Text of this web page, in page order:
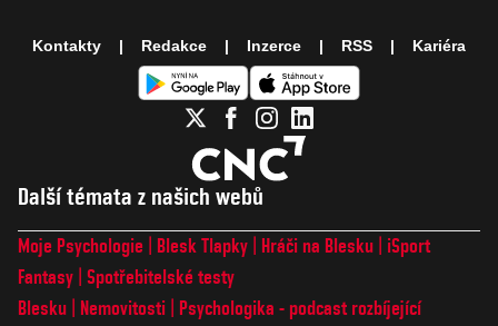
Další témata z našich webů
Moje Psychologie Blesk Tlapky Hráči na Blesku
iSport
Fantasy Spotřebitelské testy
Blesku
Nemovitosti
Psychologika - podcast rozbíjející
Kontakty Redakce Inzerce RSS Kariéra